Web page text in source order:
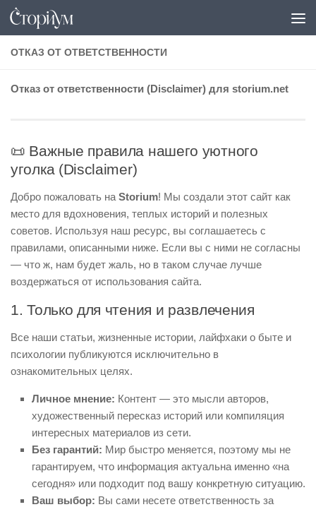
Под записью
ОТКАЗ ОТ ОТВЕТСТВЕННОСТИ
Отказ от ответственности (Disclaimer) для storium.net
📜 Важные правила нашего уютного
уголка (Disclaimer)
Добро пожаловать на Storium! Мы создали этот сайт как
место для вдохновения, теплых историй и полезных
советов. Используя наш ресурс, вы соглашаетесь с
правилами, описанными ниже. Если вы с ними не согласны
— что ж, нам будет жаль, но в таком случае лучше
воздержаться от использования сайта.
1. Только для чтения и развлечения
Все наши статьи, жизненные истории, лайфхаки о быте и
психологии публикуются исключительно в
ознакомительных целях.
Личное мнение: Контент — это мысли авторов,
художественный пересказ историй или компиляция
интересных материалов из сети.
Без гарантий: Мир быстро меняется, поэтому мы не
гарантируем, что информация актуальна именно «на
сегодня» или подходит под вашу конкретную ситуацию.
Ваш выбор: Вы сами несете ответственность за